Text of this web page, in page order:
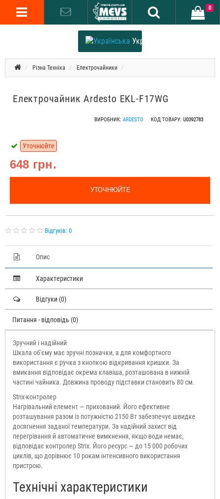
Українська
0
Різна Техніка Електрочайники
Електрочайник Ardesto EKL-F17WG
ВИРОБНИК: ARDESTO КОД ТОВАРУ: U0392783
648 грн.
Уточнюйте
УТОЧНЮЙТЕ
Відгуків: 0
Опис
Характеристики
Відгуки (0)
Питання - відповідь (0)
Зручний і надійний
Шкала об'єму має зручні позначки, а для комфортного
використання є ручка з кнопкою відкривання кришки. За
вмикання відповідає окрема клавіша, розташована в нижній
частині чайника. Довжина проводу підставки становить 80 см.
Strix-контролер
Нагрівальний елемент — прихований. Його ефективне
розташування разом із потужністю 2150 Вт забезпечує швидке
досягнення заданої температури. За надійний захист від
перегрівання й автоматичне вимкнення, якщо води немає,
відповідає контролер Strix. Його ресурс — до 15 000 робочих
циклів, що дорівнює 10 рокам інтенсивного використання
пристрою.
Технічні характеристики